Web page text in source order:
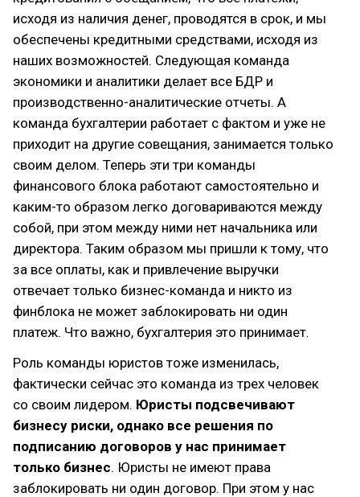
исходя из наличия денег, проводятся в срок, и мы
обеспечены кредитными средствами, исходя из
наших возможностей. Следующая команда
экономики и аналитики делает все БДР и
производственно-аналитические отчеты. А
команда бухгалтерии работает с фактом и уже не
приходит на другие совещания, занимается только
своим делом. Теперь эти три команды
финансового блока работают самостоятельно и
каким-то образом легко договариваются между
собой, при этом между ними нет начальника или
директора. Таким образом мы пришли к тому, что
за все оплаты, как и привлечение выручки
отвечает только бизнес-команда и никто из
финблока не может заблокировать ни один
платеж. Что важно, бухгалтерия это принимает.
Роль команды юристов тоже изменилась,
фактически сейчас это команда из трех человек
со своим лидером. Юристы подсвечивают
бизнесу риски, однако все решения по
подписанию договоров у нас принимает
только бизнес. Юристы не имеют права
заблокировать ни один договор. При этом у нас